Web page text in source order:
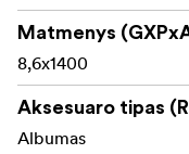
Matmenys
8,6x1400
Aksesuaro tipas
Albumas